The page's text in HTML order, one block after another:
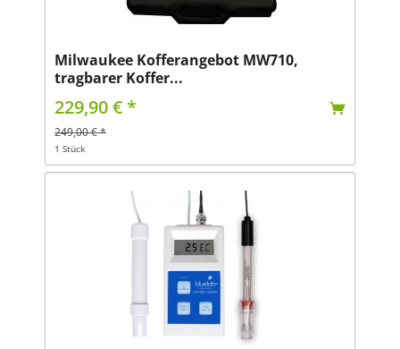
Milwaukee Kofferangebot MW710,
tragbarer Koffer...
229,90 € *
249,00 € *
1 Stück